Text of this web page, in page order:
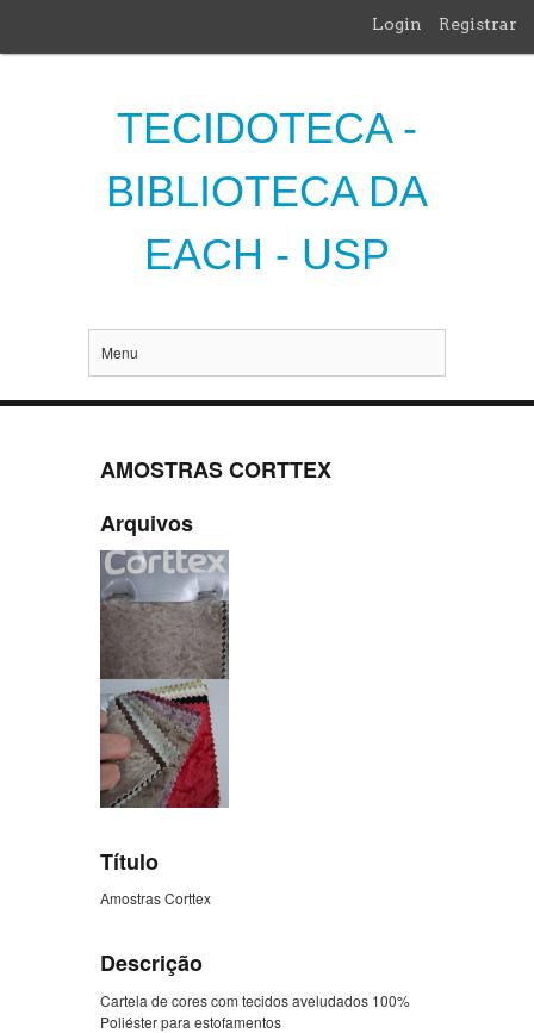
Login Registrar
TECIDOTECA -
BIBLIOTECA DA
EACH - USP
Menu
AMOSTRAS CORTTEX
Arquivos
Título
Amostras Corttex
Descrição
Cartela de cores com tecidos aveludados 100%
Poliéster para estofamentos